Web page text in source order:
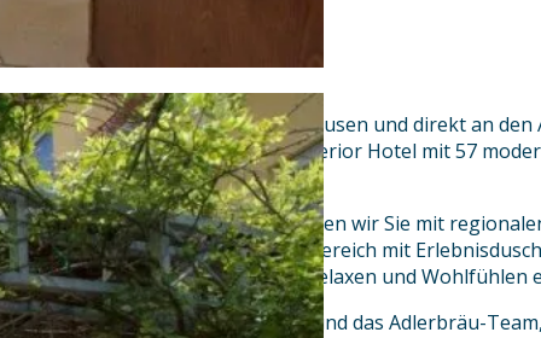
Mitten im Herzen von Gunzenhausen und direkt an
familiär geführtes 3-Sterne-superior Hotel mit 57
typisch fränkischen Küche.
In unserem Restaurant verwöhnen wir Sie mit
Spezialitäten. Unser Erholungsbereich mit
und Ruheräumen lädt Sie zum Relaxen und Wohlfühlen
Wir, die Familie Gerhard Müller und das Adlerbräu-